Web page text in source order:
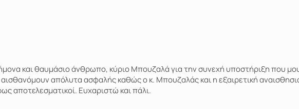
και θαυμάσιο άνθρωπο, κύριο Μπουζαλά για την συνεχή υποστήριξη που
απόλυτα ασφαλής καθώς ο κ. Μπουζαλάς και η εξαιρετική
αποτελεσματικοί. Ευχαριστώ και πάλι.